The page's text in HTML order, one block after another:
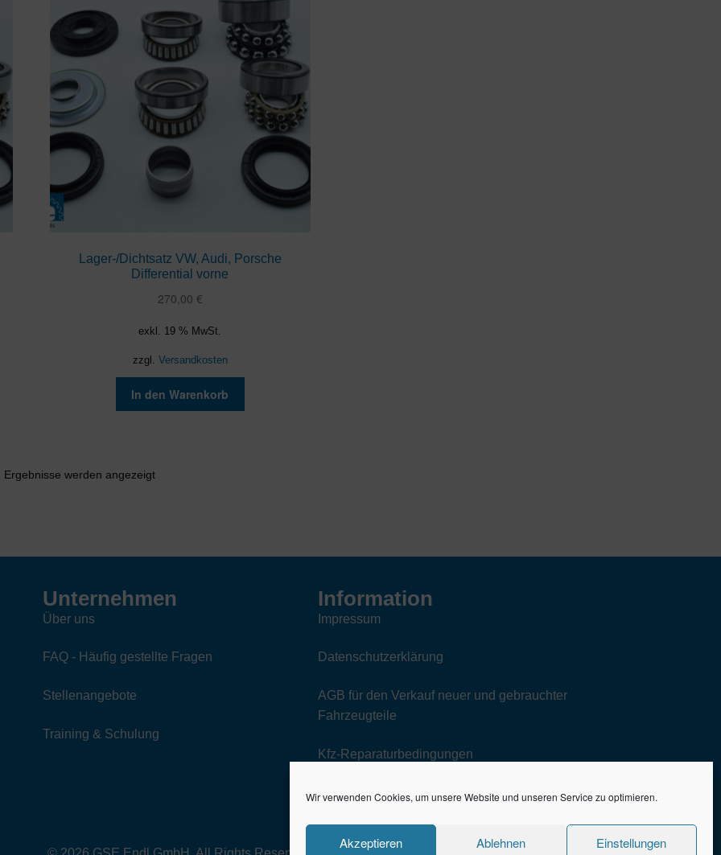
Wir verwenden Cookies, um unsere Website und unseren Service zu optimieren.
Akzeptieren Ablehnen Einstellungen
Lager-/Dichtsatz VW, Audi, Porsche
Differential vorne
270,00 €
exkl. 19 % MwSt.
zzgl. Versandkosten
In den Warenkorb
Ergebnisse werden angezeigtNach
Unternehmen
Über uns
FAQ - Häufig gestellte Fragen
Stellenangebote
Training & Schulung
Information
Impressum
Datenschutzerklärung
AGB für den Verkauf neuer und gebrauchter
Fahrzeugteile
Kfz-Reparaturbedingungen